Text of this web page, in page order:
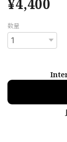
¥4,400
数量